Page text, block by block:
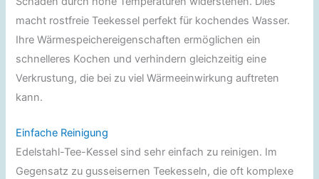
macht rostfreie Teekessel perfekt für kochendes Wasser.
Ihre Wärmespeichereigenschaften ermöglichen ein
schnelleres Kochen und verhindern gleichzeitig eine
Verkrustung, die bei zu viel Wärmeeinwirkung auftreten
kann.
Einfache Reinigung
Edelstahl-Tee-Kessel sind sehr einfach zu reinigen. Im
Gegensatz zu gusseisernen Teekesseln, die oft komplexe